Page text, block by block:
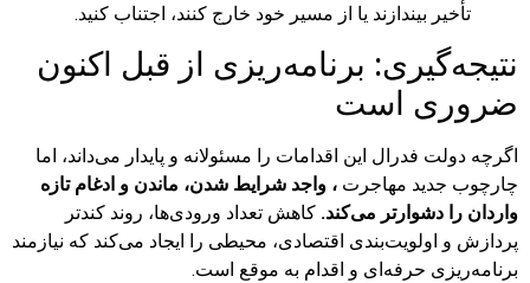
تأخیر بیندازند یا از مسیر خود خارج کنند، اجتناب کنید.
نتیجه‌گیری: برنامه‌ریزی از قبل اکنون
ضروری است
اگرچه دولت فدرال این اقدامات را مسئولانه و پایدار می‌داند، اما
چارچوب جدید مهاجرت ، واجد شرایط شدن، ماندن و ادغام تازه
واردان را دشوارتر می‌کند. کاهش تعداد ورودی‌ها، روند کندتر
پردازش و اولویت‌بندی اقتصادی، محیطی را ایجاد می‌کند که نیازمند
برنامه‌ریزی حرفه‌ای و اقدام به موقع است.